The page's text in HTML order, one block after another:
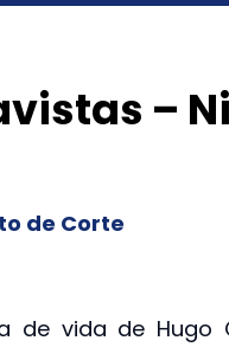
–
de Corte
de vida de Hugo